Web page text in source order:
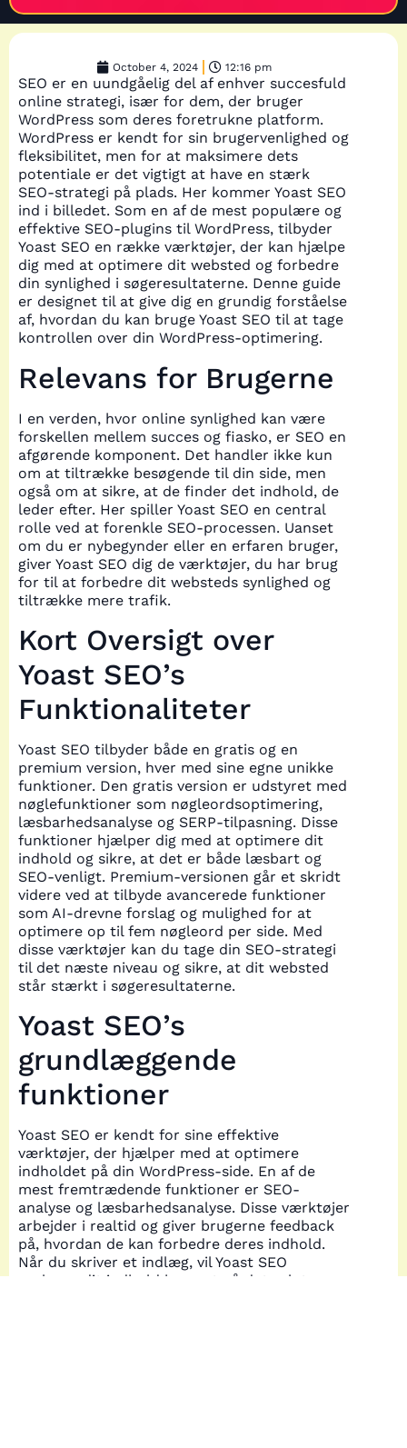
October 4, 2024 12:16 pm
SEO er en uundgåelig del af enhver succesfuld
online strategi, især for dem, der bruger
WordPress som deres foretrukne platform.
WordPress er kendt for sin brugervenlighed og
fleksibilitet, men for at maksimere dets
potentiale er det vigtigt at have en stærk
SEO-strategi på plads. Her kommer Yoast SEO
ind i billedet. Som en af de mest populære og
effektive SEO-plugins til WordPress, tilbyder
Yoast SEO en række værktøjer, der kan hjælpe
dig med at optimere dit websted og forbedre
din synlighed i søgeresultaterne. Denne guide
er designet til at give dig en grundig forståelse
af, hvordan du kan bruge Yoast SEO til at tage
kontrollen over din WordPress-optimering.
Relevans for Brugerne
I en verden, hvor online synlighed kan være
forskellen mellem succes og fiasko, er SEO en
afgørende komponent. Det handler ikke kun
om at tiltrække besøgende til din side, men
også om at sikre, at de finder det indhold, de
leder efter. Her spiller Yoast SEO en central
rolle ved at forenkle SEO-processen. Uanset
om du er nybegynder eller en erfaren bruger,
giver Yoast SEO dig de værktøjer, du har brug
for til at forbedre dit websteds synlighed og
tiltrække mere trafik.
Kort Oversigt over
Yoast SEO’s
Funktionaliteter
Yoast SEO tilbyder både en gratis og en
premium version, hver med sine egne unikke
funktioner. Den gratis version er udstyret med
nøglefunktioner som nøgleordsoptimering,
læsbarhedsanalyse og SERP-tilpasning. Disse
funktioner hjælper dig med at optimere dit
indhold og sikre, at det er både læsbart og
SEO-venligt. Premium-versionen går et skridt
videre ved at tilbyde avancerede funktioner
som AI-drevne forslag og mulighed for at
optimere op til fem nøgleord per side. Med
disse værktøjer kan du tage din SEO-strategi
til det næste niveau og sikre, at dit websted
står stærkt i søgeresultaterne.
Yoast SEO’s
grundlæggende
funktioner
Yoast SEO er kendt for sine effektive
værktøjer, der hjælper med at optimere
indholdet på din WordPress-side. En af de
mest fremtrædende funktioner er SEO-
analyse og læsbarhedsanalyse. Disse værktøjer
arbejder i realtid og giver brugerne feedback
på, hvordan de kan forbedre deres indhold.
Når du skriver et indlæg, vil Yoast SEO
evaluere dit indhold baseret på det valgte